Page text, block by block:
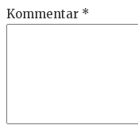
Kommentar *